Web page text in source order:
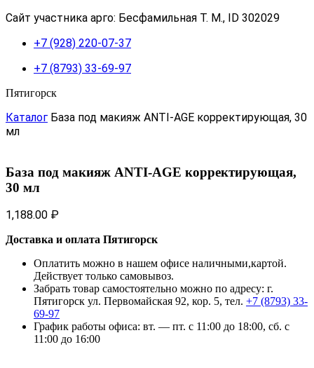
Сайт участника арго: Бесфамильная Т. М., ID 302029
+7 (928) 220-07-37
+7 (8793) 33-69-97
Пятигорск
Каталог База под макияж ANTI-AGE корректирующая, 30
мл
База под макияж ANTI-AGE корректирующая,
30 мл
1,188.00 ₽
Доставка и оплата Пятигорск
Оплатить можно в нашем офисе наличными,картой.
Действует только самовывоз.
Забрать товар самостоятельно можно по адресу: г.
Пятигорск ул. Первомайская 92, кор. 5, тел. +7 (8793) 33-
69-97
График работы офиса: вт. — пт. с 11:00 до 18:00, сб. с
11:00 до 16:00